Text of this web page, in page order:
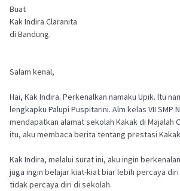
Buat
Kak Indira Claranita
di Bandung.
Salam kenal,
Hai, Kak Indira. Perkenalkan namaku Upik. ltu
lengkapku Palupi Puspitarini. Alm kelas VII SMP
mendapatkan alamat sekolah Kakak di Majalah
itu, aku membaca berita tentang prestasi
Kak Indira, melalui surat ini, aku ingin
juga ingin belajar kiat-kiat biar lebih percaya
tidak percaya diri di sekolah.